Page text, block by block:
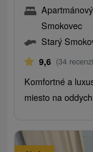
Smokovec
Starý
9,6 (34
Komfortné a
miesto na